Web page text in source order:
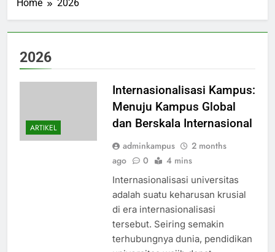
Home 2026
2026
ARTIKEL
Internasionalisasi Kampus:
Menuju Kampus Global
dan Berskala Internasional
adminkampus
2 months
ago
0 4 mins
Internasionalisasi universitas
adalah suatu keharusan krusial
di era internasionalisasi
tersebut. Seiring semakin
terhubungnya dunia, pendidikan